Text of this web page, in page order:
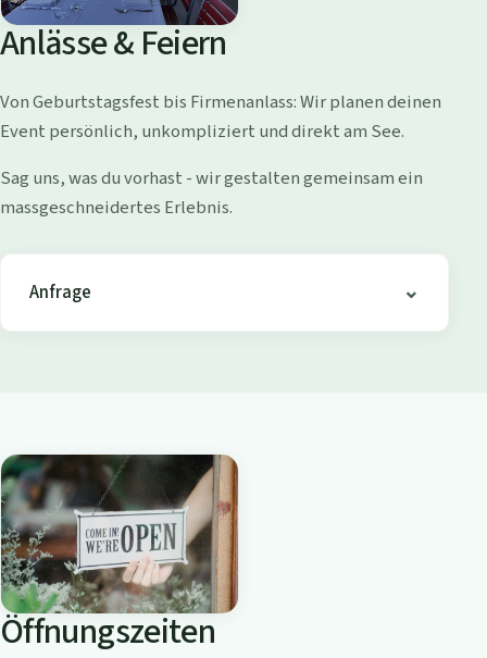
o
l
i
s
h
o
e
n
r
o
a
m
Z
ü
Anlässe & Feiern
Von Geburtstagsfest bis Firmenanlass: Wir planen deinen
Event persönlich, unkompliziert und direkt am See.
Sag uns, was du vorhast - wir gestalten gemeinsam ein
massgeschneidertes Erlebnis.
Anfrage
Öffnungszeiten